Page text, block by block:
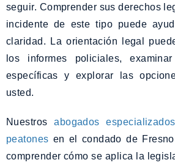
seguir. Comprender sus derechos
incidente de este tipo puede
claridad. La orientación legal
los informes policiales,
específicas y explorar las
usted.
Nuestrosabogados
peatones en el condado de
comprender cómo se aplica la